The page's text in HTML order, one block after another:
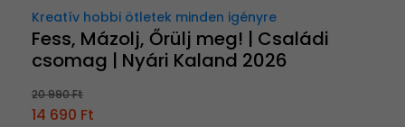
Kreatív hobbi ötletek minden igényre
Fess, Mázolj, Őrülj meg! | Családi
csomag | Nyári Kaland 2026
20 990 Ft
14 690 Ft